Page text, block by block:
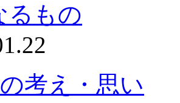
るもの
考え・思い